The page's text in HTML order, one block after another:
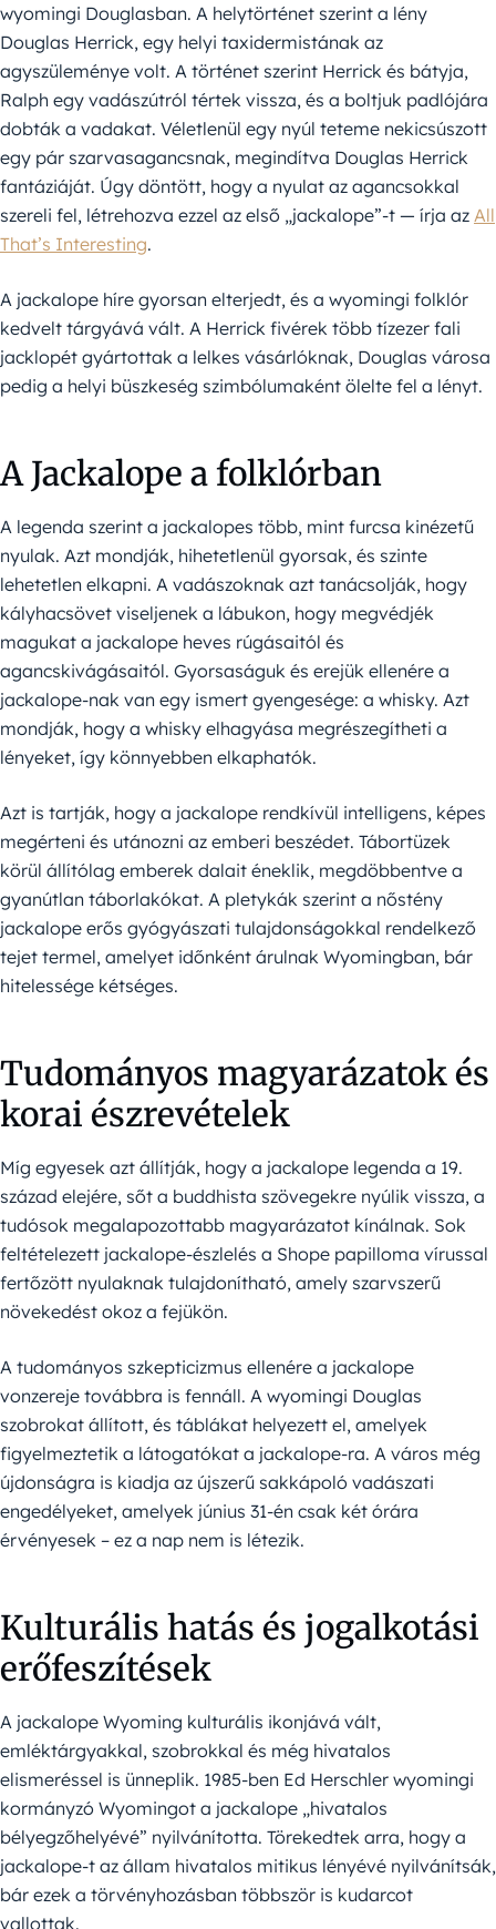
wyomingi Douglasban. A helytörténet szerint a lény
Douglas Herrick, egy helyi taxidermistának az
agyszüleménye volt. A történet szerint Herrick és bátyja,
Ralph egy vadászútról tértek vissza, és a boltjuk padlójára
dobták a vadakat. Véletlenül egy nyúl teteme nekicsúszott
egy pár szarvasagancsnak, megindítva Douglas Herrick
fantáziáját. Úgy döntött, hogy a nyulat az agancsokkal
szereli fel, létrehozva ezzel az első „jackalope”-t — írja az All
That’s Interesting.
A jackalope híre gyorsan elterjedt, és a wyomingi folklór
kedvelt tárgyává vált. A Herrick fivérek több tízezer fali
jacklopét gyártottak a lelkes vásárlóknak, Douglas városa
pedig a helyi büszkeség szimbólumaként ölelte fel a lényt.
A Jackalope a folklórban
A legenda szerint a jackalopes több, mint furcsa kinézetű
nyulak. Azt mondják, hihetetlenül gyorsak, és szinte
lehetetlen elkapni. A vadászoknak azt tanácsolják, hogy
kályhacsövet viseljenek a lábukon, hogy megvédjék
magukat a jackalope heves rúgásaitól és
agancskivágásaitól. Gyorsaságuk és erejük ellenére a
jackalope-nak van egy ismert gyengesége: a whisky. Azt
mondják, hogy a whisky elhagyása megrészegítheti a
lényeket, így könnyebben elkaphatók.
Azt is tartják, hogy a jackalope rendkívül intelligens, képes
megérteni és utánozni az emberi beszédet. Tábortüzek
körül állítólag emberek dalait éneklik, megdöbbentve a
gyanútlan táborlakókat. A pletykák szerint a nőstény
jackalope erős gyógyászati ​​tulajdonságokkal rendelkező
tejet termel, amelyet időnként árulnak Wyomingban, bár
hitelessége kétséges.
Tudományos magyarázatok és
korai észrevételek
Míg egyesek azt állítják, hogy a jackalope legenda a 19.
század elejére, sőt a buddhista szövegekre nyúlik vissza, a
tudósok megalapozottabb magyarázatot kínálnak. Sok
feltételezett jackalope-észlelés a Shope papilloma vírussal
fertőzött nyulaknak tulajdonítható, amely szarvszerű
növekedést okoz a fejükön.
A tudományos szkepticizmus ellenére a jackalope
vonzereje továbbra is fennáll. A wyomingi Douglas
szobrokat állított, és táblákat helyezett el, amelyek
figyelmeztetik a látogatókat a jackalope-ra. A város még
újdonságra is kiadja az újszerű sakkápoló vadászati ​​
engedélyeket, amelyek június 31-én csak két órára
érvényesek – ez a nap nem is létezik.
Kulturális hatás és jogalkotási
erőfeszítések
A jackalope Wyoming kulturális ikonjává vált,
emléktárgyakkal, szobrokkal és még hivatalos
elismeréssel is ünneplik. 1985-ben Ed Herschler wyomingi
kormányzó Wyomingot a jackalope „hivatalos
bélyegzőhelyévé” nyilvánította. Törekedtek arra, hogy a
jackalope-t az állam hivatalos mitikus lényévé nyilvánítsák,
bár ezek a törvényhozásban többször is kudarcot
vallottak.